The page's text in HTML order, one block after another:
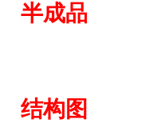
半成品
结构图